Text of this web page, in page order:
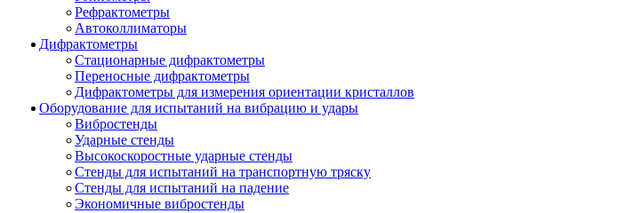
Рефрактометры
Автоколлиматоры
Дифрактометры
Стационарные дифрактометры
Переносные дифрактометры
Дифрактометры для измерения ориентации кристаллов
Оборудование для испытаний на вибрацию и удары
Вибростенды
Ударные стенды
Высокоскоростные ударные стенды
Стенды для испытаний на транспортную тряску
Стенды для испытаний на падение
Экономичные вибростенды